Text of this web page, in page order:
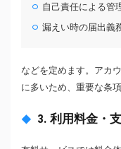
自己責任による管
漏えい時の届出義
などを定めます。アカ
に多いため、重要な条
3. 利用料金・